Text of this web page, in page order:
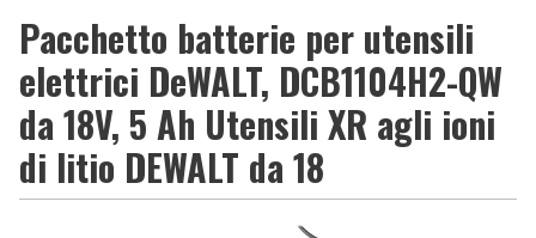
Pacchetto batterie per utensili
elettrici DeWALT, DCB1104H2-QW
da 18V, 5 Ah Utensili XR agli ioni
di litio DEWALT da 18